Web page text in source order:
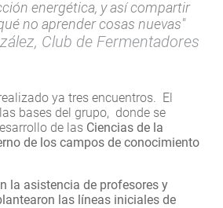
energética, y así compartir
no aprender cosas nuevas"
Club de Fermentadores
ya tres encuentros. El
bases del grupo, donde se
de las Ciencias de la
de los campos de conocimiento
la asistencia de profesores y
las líneas iniciales de